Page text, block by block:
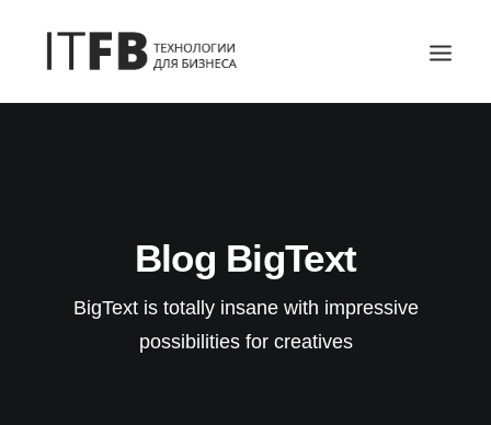
Blog BigText
BigText is totally insane with impressive
possibilities for creatives